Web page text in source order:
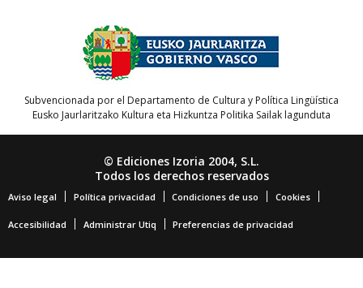
Subvencionada por el Departamento de Cultura y Política Lingüística
Eusko Jaurlaritzako Kultura eta Hizkuntza Politika Sailak lagunduta
© Ediciones Izoria 2004, S.L.
Todos los derechos reservados
Aviso legal Política privacidad Condiciones de uso Cookies
Accesibilidad Administrar Utiq Preferencias de privacidad